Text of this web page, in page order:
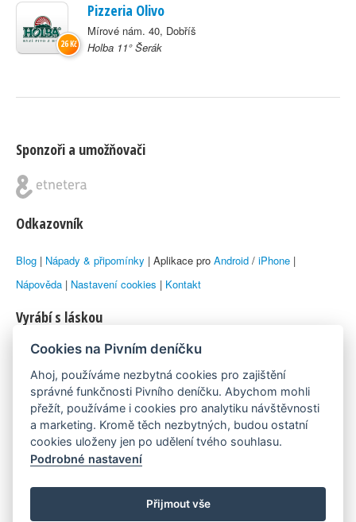
Pizzeria Olivo
Mírové nám. 40, Dobříš
Holba 11° Šerák
26 Kč
Sponzoři a umožňovači
Odkazovník
Blog | Nápady & připomínky | Aplikace pro Android / iPhone |
Nápověda | Nastavení cookies | Kontakt
Vyrábí s láskou
© 2010–2026 byLukáš Zemanaka Emka
Máme rádi
Pivní.info
Poznámka pod čarou
Pivní deníček je nezávislý zdroj, který není spjat s žádným
Cookies na Pivním deníčku
Ahoj, používáme nezbytná cookies pro zajištění
správné funkčnosti Pivního deníčku. Abychom mohli
přežít, používáme i cookies pro analytiku návštěvnosti
a marketing. Kromě těch nezbytných, budou ostatní
cookies uloženy jen po udělení tvého souhlasu.
Podrobné nastavení
Přijmout vše